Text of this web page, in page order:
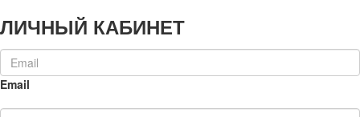
ЛИЧНЫЙ КАБИНЕТ
Email